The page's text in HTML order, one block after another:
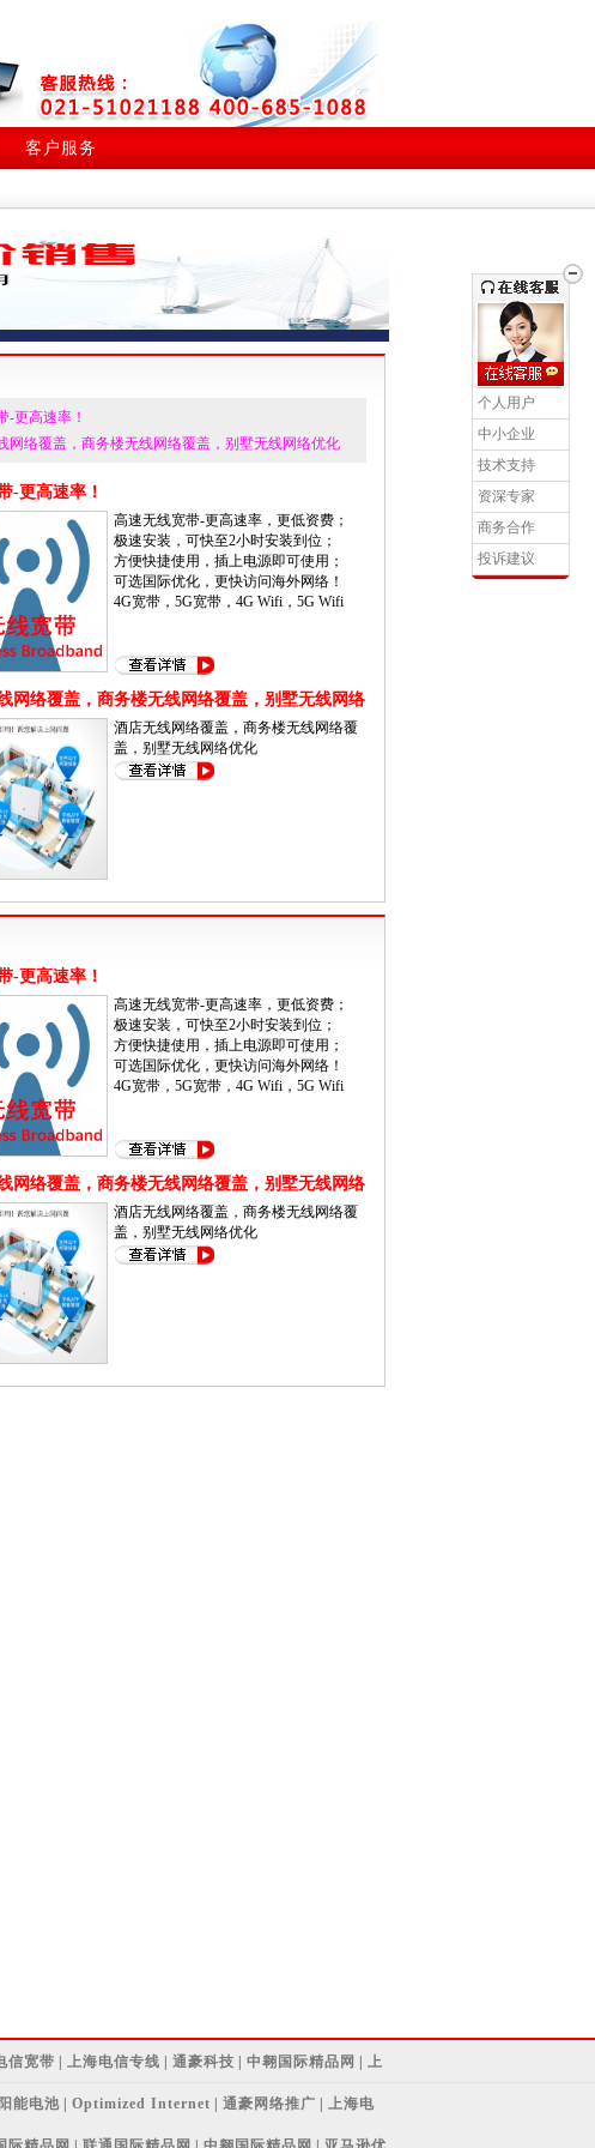
客户服务
-更高速率！
网络覆盖，商务楼无线网络覆盖，别墅无线网络优化
-更高速率！
高速无线宽带-更高速率，更低资费；
极速安装，可快至2小时安装到位；
方便快捷使用，插上电源即可使用；
可选国际优化，更快访问海外网络！
4G宽带，5G宽带，4G Wifi，5G Wifi
网络覆盖，商务楼无线网络覆盖，别墅无线网络
酒店无线网络覆盖，商务楼无线网络覆
盖，别墅无线网络优化
-更高速率！
高速无线宽带-更高速率，更低资费；
极速安装，可快至2小时安装到位；
方便快捷使用，插上电源即可使用；
可选国际优化，更快访问海外网络！
4G宽带，5G宽带，4G Wifi，5G Wifi
网络覆盖，商务楼无线网络覆盖，别墅无线网络
酒店无线网络覆盖，商务楼无线网络覆
盖，别墅无线网络优化
信宽带 | 上海电信专线 | 通豪科技 | 中翱国际精品网 | 上
能电池 | Optimized Internet | 通豪网络推广 | 上海电
个人用户
中小企业
技术支持
资深专家
商务合作
投诉建议